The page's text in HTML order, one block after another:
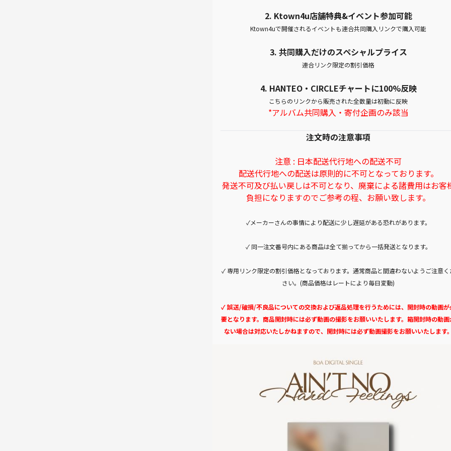
2. Ktown4u店舗特典&イベント参加可能
Ktown4uで開催されるイベントも連合共同購入リンクで購入可能
3. 共同購入だけのスペシャルプライス
連合リンク限定の割引価格
4. HANTEO・CIRCLEチャートに100%反映
こちらのリンクから販売された全数量は初動に反映
*アルバム共同購入・寄付企画のみ該当
注文時の注意事項
注意 : 日本配送代行地への配送不可
配送代行地への配送は原則的に不可となっております。
発送不可及び払い戻しは不可となり、廃棄による諸費用はお客
負担になりますのでご参考の程、お願い致します。
✓メーカーさんの事情により配送に少し遅延がある恐れがあります。
✓ 同一注文番号内にある商品は全て揃ってから一括発送となります。
✓ 専用リンク限定の割引価格となっております。通常商品と間違わないようご注意く
さい。(商品価格はレートにより毎日変動)
✓ 誤送/破損/不良品についての交換および返品処理を行うためには、開封時の動画が
要となります。商品開封時には必ず動画の撮影をお願いいたします。箱開封時の動画
ない場合は対応いたしかねますので、開封時には必ず動画撮影をお願いいたします